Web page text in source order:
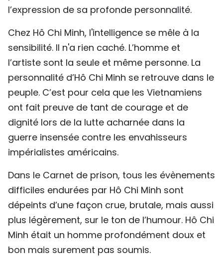
l’expression de sa profonde personnalité.
Chez Hô Chi Minh, l'intelligence se mêle à la
sensibilité. Il n'a rien caché. L’homme et
l’artiste sont la seule et même personne. La
personnalité d’Hô Chi Minh se retrouve dans le
peuple. C’est pour cela que les Vietnamiens
ont fait preuve de tant de courage et de
dignité lors de la lutte acharnée dans la
guerre insensée contre les envahisseurs
impérialistes américains.
Dans le Carnet de prison, tous les évènements
difficiles endurées par Hô Chi Minh sont
dépeints d’une façon crue, brutale, mais aussi
plus légèrement, sur le ton de l’humour. Hô Chi
Minh était un homme profondément doux et
bon mais surement pas soumis.